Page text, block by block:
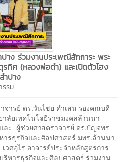
าง ร่วมงานประเพณีสักการะ พระ
ทิศ (หลวงพ่อดำ) และเปิดตัวโฮง
ำปาง
รรม
จารย์ ดร.วันไชย คำเสน รองคณบดี
ลัยเทคโนโลยีราชมงคลล้านนา
ละ ผู้ช่วยศาสตราจารย์ ดร.ปัญจพร
รธุรกิจและศิลปศาสตร์ มทร.ล้านนา
วศอุไร อาจารย์ประจำหลักสูตรการ
ริหารธุรกิจและศิลปศาสตร์ ร่วมงาน